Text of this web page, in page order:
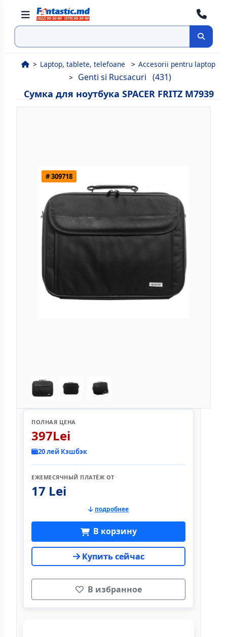
Поиск
Laptop, tablete, telefoane Accesorii pentru laptop
Genti si Rucsacuri (431)
Сумка для ноутбука SPACER FRITZ M7939
# 309718
ПОЛНАЯ ЦЕНА
397Lei
20 лей Кэшбэк
ЕЖЕМЕСЯЧНЫЙ ПЛАТЁЖ ОТ
17 Lei
подробнее
В корзину
Купить сейчас
В избранное